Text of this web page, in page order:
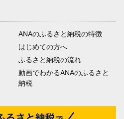
ANAのふるさと納税の特徴
はじめての方へ
ふるさと納税の流れ
動画でわかるANAのふるさと
納税